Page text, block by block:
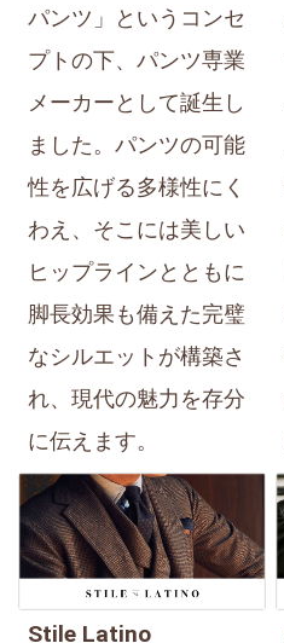
パンツ」というコンセ
プトの下、パンツ専業
メーカーとして誕生し
ました。パンツの可能
性を広げる多様性にく
わえ、そこには美しい
ヒップラインとともに
脚長効果も備えた完璧
なシルエットが構築さ
れ、現代の魅力を存分
に伝えます。
Stile Latino